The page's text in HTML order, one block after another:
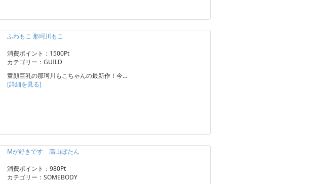
ふわもこ 那珂川もこ
消費ポイント：1500Pt
カテゴリー：GUILD
童顔巨乳の那珂川もこちゃんの最新作！今…
[詳細を見る]
Mが好きです 高山ぼたん
消費ポイント：980Pt
カテゴリー：SOMEBODY